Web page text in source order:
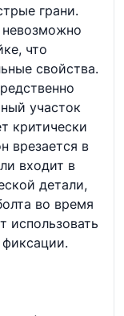
грани.
что
свойства.
участок
критически
врезается в
входит в
детали,
во время
использовать